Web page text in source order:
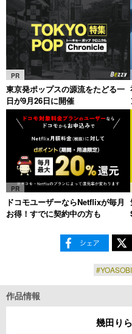
PR
東京発ポップスの源流をたどる一
日が9月26日に開催
PR
ドコモユーザーならNetflixが毎月
お得！すでに契約中の方も
#YOASOBI
作品情報
幾田り